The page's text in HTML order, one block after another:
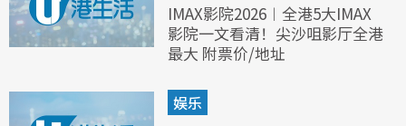
IMAX影院2026︱全港5大IMAX
影院一文看清！尖沙咀影厅全港
最大 附票价/地址
娱乐